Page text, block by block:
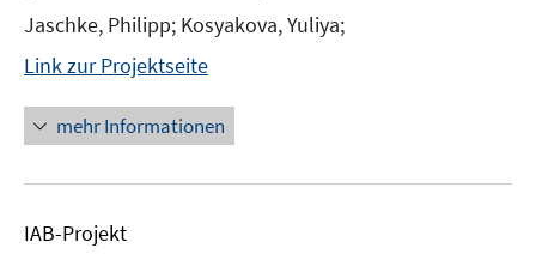
Jaschke, Philipp; Kosyakova, Yuliya;
Link zur Projektseite
mehr Informationen
IAB-Projekt